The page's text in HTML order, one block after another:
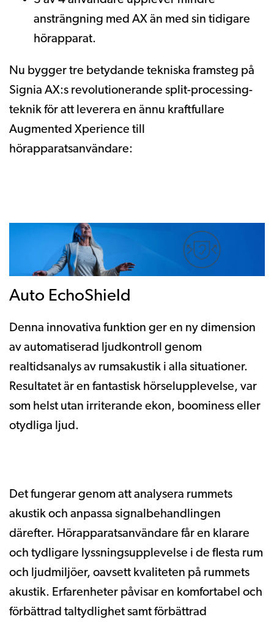
ansträngning med AX än med sin tidigare
hörapparat.
Nu bygger tre betydande tekniska framsteg på
Signia AX:s revolutionerande split-processing-
teknik för att leverera en ännu kraftfullare
Augmented Xperience till
hörapparatsanvändare:
Auto EchoShield
Denna innovativa funktion ger en ny dimension
av automatiserad ljudkontroll genom
realtidsanalys av rumsakustik i alla situationer.
Resultatet är en fantastisk hörselupplevelse, var
som helst utan irriterande ekon, boominess eller
otydliga ljud.
Det fungerar genom att analysera rummets
akustik och anpassa signalbehandlingen
därefter. Hörapparatsanvändare får en klarare
och tydligare lyssningsupplevelse i de flesta rum
och ljudmiljöer, oavsett kvaliteten på rummets
akustik. Erfarenheter påvisar en komfortabel och
förbättrad taltydlighet samt förbättrad